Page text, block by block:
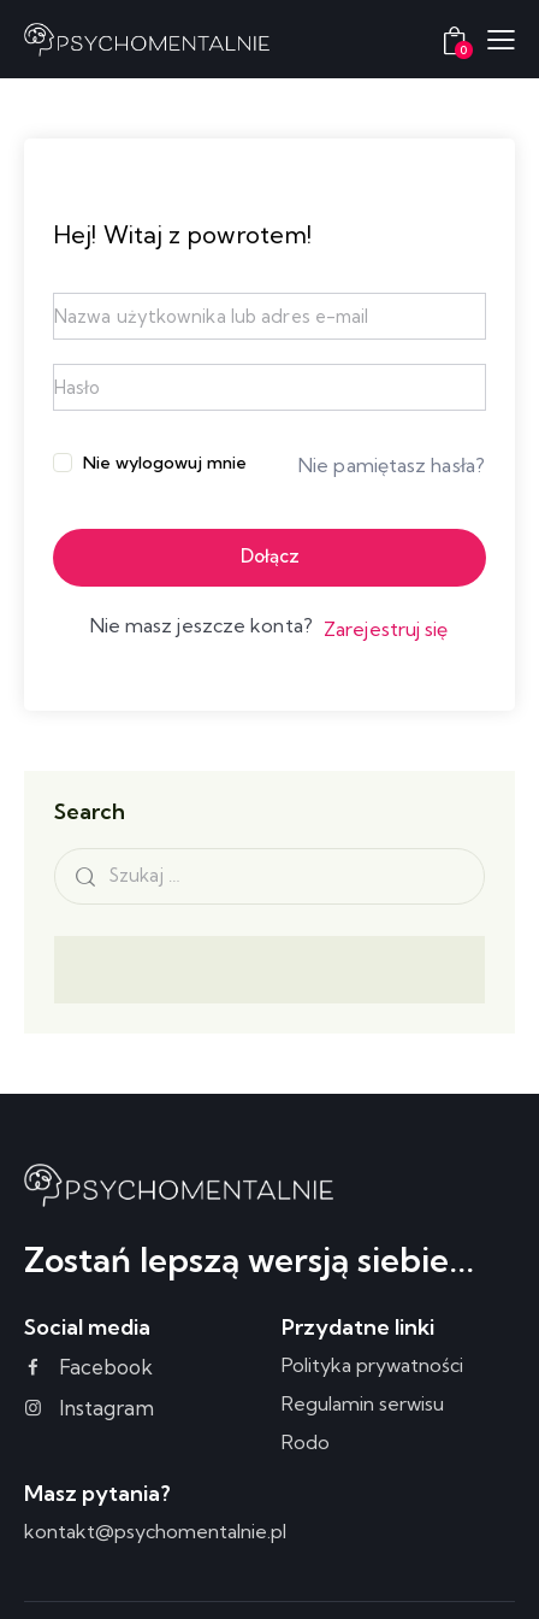
0
Hej! Witaj z powrotem!
Nie wylogowuj mnie Nie pamiętasz hasła?
Dołącz
Nie masz jeszcze konta? Zarejestruj się
Search
Zostań lepszą wersją siebie...
Social media
Facebook
Instagram
Przydatne linki
Polityka prywatności
Regulamin serwisu
Rodo
Masz pytania?
kontakt@psychomentalnie.pl